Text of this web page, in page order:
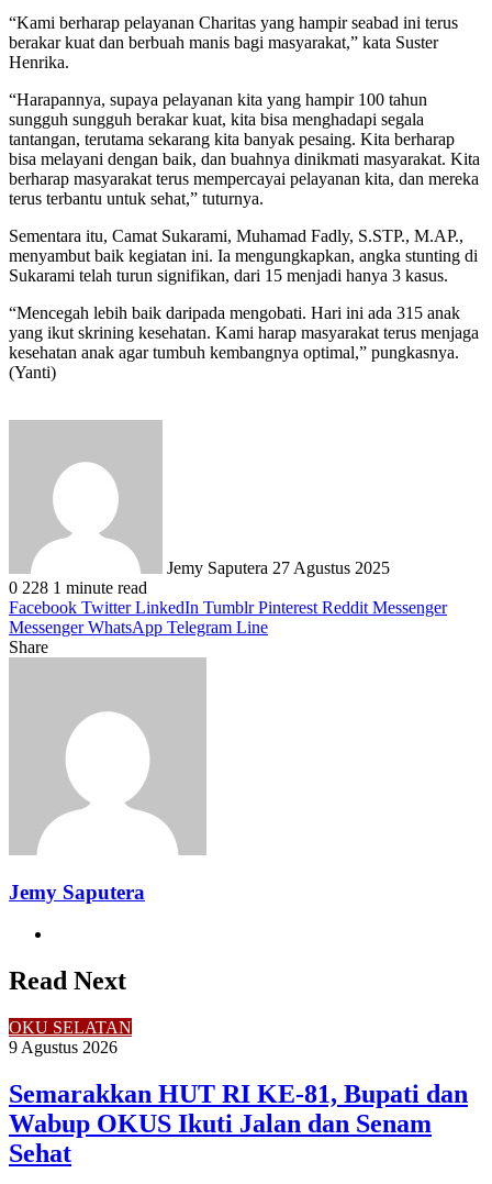
“Kami berharap pelayanan Charitas yang hampir seabad ini terus
berakar kuat dan berbuah manis bagi masyarakat,” kata Suster
Henrika.
“Harapannya, supaya pelayanan kita yang hampir 100 tahun
sungguh sungguh berakar kuat, kita bisa menghadapi segala
tantangan, terutama sekarang kita banyak pesaing. Kita berharap
bisa melayani dengan baik, dan buahnya dinikmati masyarakat. Kita
berharap masyarakat terus mempercayai pelayanan kita, dan mereka
terus terbantu untuk sehat,” tuturnya.
Sementara itu, Camat Sukarami, Muhamad Fadly, S.STP., M.AP.,
menyambut baik kegiatan ini. Ia mengungkapkan, angka stunting di
Sukarami telah turun signifikan, dari 15 menjadi hanya 3 kasus.
“Mencegah lebih baik daripada mengobati. Hari ini ada 315 anak
yang ikut skrining kesehatan. Kami harap masyarakat terus menjaga
kesehatan anak agar tumbuh kembangnya optimal,” pungkasnya.
(Yanti)
Jemy Saputera 27 Agustus 2025
0 228 1 minute read
Facebook Twitter LinkedIn Tumblr Pinterest Reddit Messenger
Messenger WhatsApp Telegram Line
Share
Jemy Saputera
Read Next
OKU SELATAN
9 Agustus 2026
Semarakkan HUT RI KE-81, Bupati dan
Wabup OKUS Ikuti Jalan dan Senam
Sehat